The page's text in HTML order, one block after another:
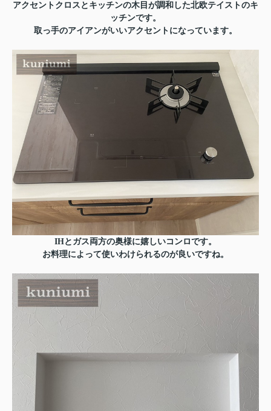
アクセントクロスとキッチンの木目が調和した北欧テイストのキ
ッチンです。
取っ手のアイアンがいいアクセントになっています。
IHとガス両方の奥様に嬉しいコンロです。
お料理によって使いわけられるのが良いですね。